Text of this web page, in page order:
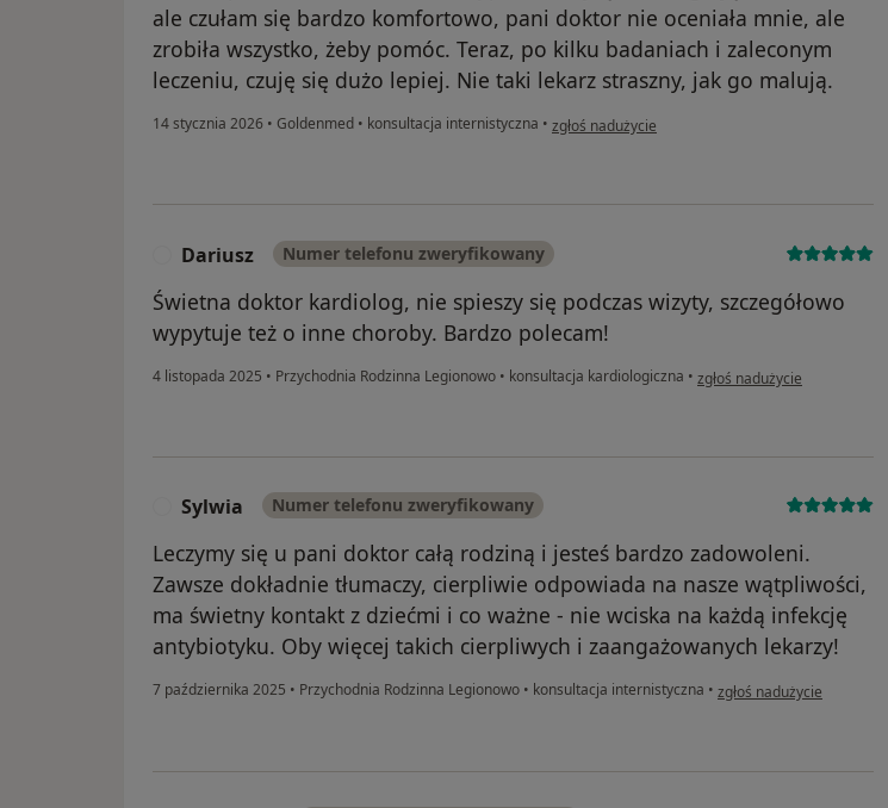
ale czułam się bardzo komfortowo, pani doktor nie oceniała mnie, ale
zrobiła wszystko, żeby pomóc. Teraz, po kilku badaniach i zaleconym
leczeniu, czuję się dużo lepiej. Nie taki lekarz straszny, jak go malują.
14 stycznia 2026 • Goldenmed • konsultacja internistyczna • w opinii użytkownika Karolina C.
zgłoś nadużycie
Dariusz Numer telefonu zweryfikowany
Świetna doktor kardiolog, nie spieszy się podczas wizyty, szczegółowo
wypytuje też o inne choroby. Bardzo polecam!
4 listopada 2025 • Przychodnia Rodzinna Legionowo • konsultacja kardiologiczna • w opinii użytkownika Dariusz
zgłoś nadużycie
Sylwia Numer telefonu zweryfikowany
Leczymy się u pani doktor całą rodziną i jesteś bardzo zadowoleni.
Zawsze dokładnie tłumaczy, cierpliwie odpowiada na nasze wątpliwości,
ma świetny kontakt z dziećmi i co ważne - nie wciska na każdą infekcję
antybiotyku. Oby więcej takich cierpliwych i zaangażowanych lekarzy!
7 października 2025 • Przychodnia Rodzinna Legionowo • konsultacja internistyczna • w opinii użytkownika Sylwia
zgłoś nadużycie